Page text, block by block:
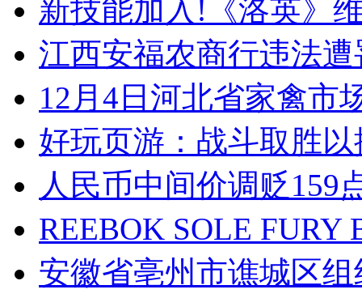
新技能加入!《洛英》
江西安福农商行违法
12月4日河北省家禽市
好玩页游：战斗取胜
人民币中间价调贬159
REEBOK SOLE FURY
安徽省亳州市谯城区